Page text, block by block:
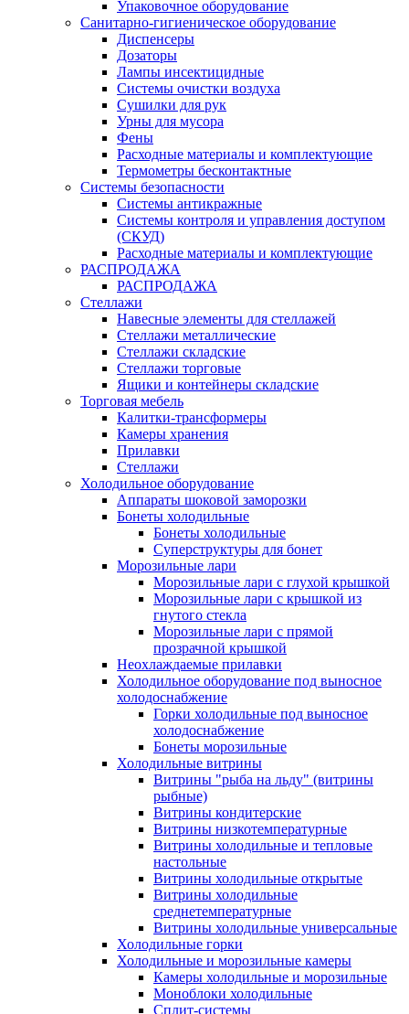
Упаковочное оборудование
Санитарно-гигиеническое оборудование
Диспенсеры
Дозаторы
Лампы инсектицидные
Системы очистки воздуха
Сушилки для рук
Урны для мусора
Фены
Расходные материалы и комплектующие
Термометры бесконтактные
Системы безопасности
Системы антикражные
Системы контроля и управления доступом
(СКУД)
Расходные материалы и комплектующие
РАСПРОДАЖА
РАСПРОДАЖА
Стеллажи
Навесные элементы для стеллажей
Стеллажи металлические
Стеллажи складские
Стеллажи торговые
Ящики и контейнеры складские
Торговая мебель
Калитки-трансформеры
Камеры хранения
Прилавки
Стеллажи
Холодильное оборудование
Аппараты шоковой заморозки
Бонеты холодильные
Бонеты холодильные
Суперструктуры для бонет
Морозильные лари
Морозильные лари с глухой крышкой
Морозильные лари с крышкой из
гнутого стекла
Морозильные лари с прямой
прозрачной крышкой
Неохлаждаемые прилавки
Холодильное оборудование под выносное
холодоснабжение
Горки холодильные под выносное
холодоснабжение
Бонеты морозильные
Холодильные витрины
Витрины "рыба на льду" (витрины
рыбные)
Витрины кондитерские
Витрины низкотемпературные
Витрины холодильные и тепловые
настольные
Витрины холодильные открытые
Витрины холодильные
среднетемпературные
Витрины холодильные универсальные
Холодильные горки
Холодильные и морозильные камеры
Камеры холодильные и морозильные
Моноблоки холодильные
Сплит-системы